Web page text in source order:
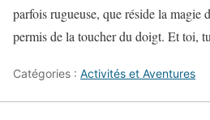
parfois rugueuse, que réside la magie
permis de la toucher du doigt. Et toi,
Catégories : Activités et Aventures